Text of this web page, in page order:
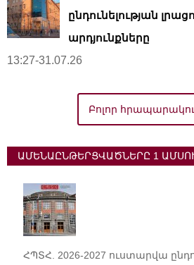
ընդունելության
արդյունքները
13:27-31.07.26
Բոլոր
ԱՄԵՆԱԸՆԹԵՐՑՎԱԾՆԵՐԸ 1
ՀՊՏՀ. 2026-2027 ուստարվա